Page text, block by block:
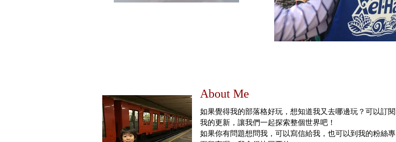
About Me
如果覺得我的部落格好玩，想知道我又去哪邊玩？可以訂閱
我的更新，讓我們一起探索整個世界吧！
如果你有問題想問我，可以寫信給我，也可以到我的粉絲專